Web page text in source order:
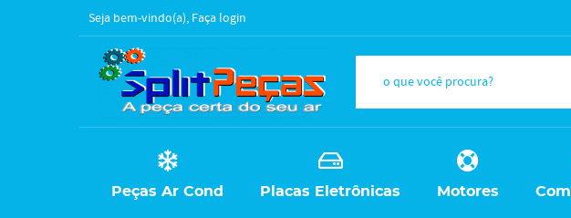
Seja bem-vindo(a), Faça login
Peças Ar Cond Placas Eletrônicas Motores